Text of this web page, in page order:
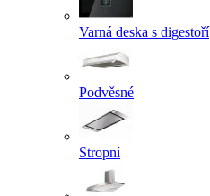
Varná deska s digestoří
Podvěsné
Stropní